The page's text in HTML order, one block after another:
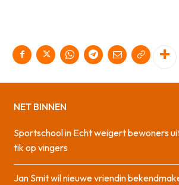
NET BINNEN
Sportschool in Echt weigert bewoners
tik op vingers
Jan Smit wil nieuwe vriendin